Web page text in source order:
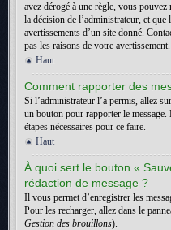
avez dérogé à une règle, vous
la décision de l’administrateur, et
avertissements d’un site donné.
pas les raisons de votre avertissement.
Haut
Comment rapporter des
Si l’administrateur l’a permis, allez
un bouton pour rapporter le message.
étapes nécessaires pour ce faire.
Haut
À quoi sert le bouton «
rédaction de message ?
Il vous permet d’enregistrer les
Pour les recharger, allez dans le
Gestion des brouillons).